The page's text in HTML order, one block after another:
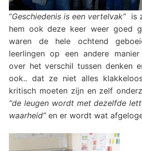
“Geschiedenis is een vertelvak”is
hem ook deze keer weer goed
waren de hele ochtend
leerlingen op een andere
over het verschil tussen denken
ook.. dat ze niet alles
kritisch moeten zijn en zelf
“de leugen wordt met dezelfde
waarheid” en er wordt wat